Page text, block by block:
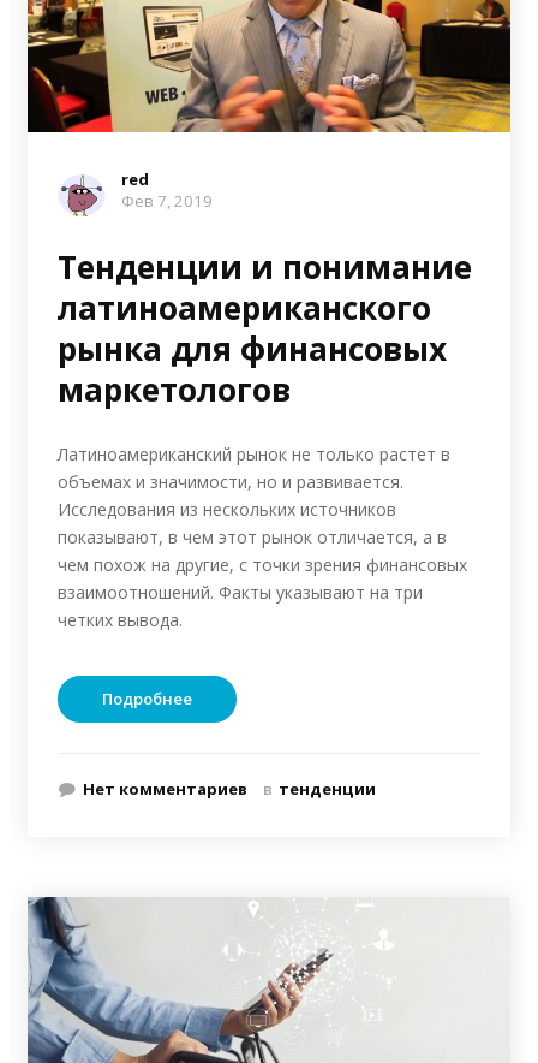
red
Фев 7, 2019
Тенденции и понимание
латиноамериканского
рынка для финансовых
маркетологов
Латиноамериканский рынок не только растет в
объемах и значимости, но и развивается.
Исследования из нескольких источников
показывают, в чем этот рынок отличается, а в
чем похож на другие, с точки зрения финансовых
взаимоотношений. Факты указывают на три
четких вывода.
Подробнее
Нет комментариев в тенденции